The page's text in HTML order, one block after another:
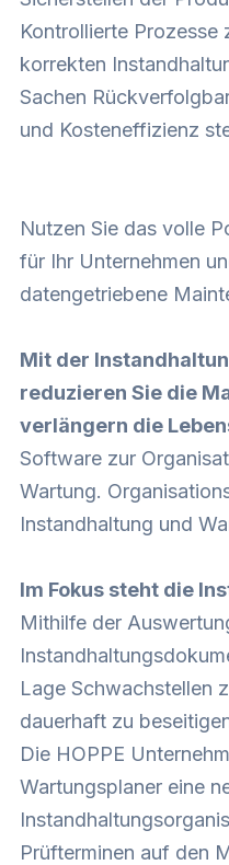
Kontrollierte Prozesse
korrekten
Sachen
und Kosteneffizienz
Nutzen Sie das volle
für Ihr Unternehmen
datengetriebene
Mit der
reduzieren Sie die
verlängern die
Software zur
Wartung.
Instandhaltung und
Im Fokus steht die
Mithilfe der
Lage Schwachstellen
dauerhaft zu
Die HOPPE
Wartungsplaner eine
Prüfterminen auf den